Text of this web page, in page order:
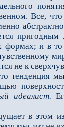
Все,
формах; и в
не к
идеалист.
в этом